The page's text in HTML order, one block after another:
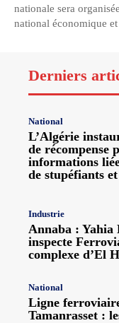
nationale sera
national économique
Derniers
National
L’Algérie
de récompense
informations
de stupéfiants
Industrie
Annaba : Yahia
inspecte
complexe d’El
National
Ligne
Tamanrasset :